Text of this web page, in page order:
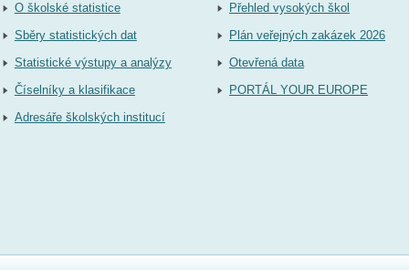
O školské statistice
Sběry statistických dat
Statistické výstupy a analýzy
Číselníky a klasifikace
Adresáře školských institucí
Přehled vysokých škol
Plán veřejných zakázek 2026
Otevřená data
PORTÁL YOUR EUROPE